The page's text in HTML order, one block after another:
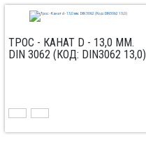
ТРОС - КАНАТ D - 13,0 ММ.
DIN 3062 (КОД: DIN3062 13,0)